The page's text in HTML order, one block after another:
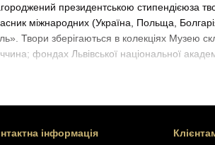
президентською стипендієюза
міжнародних (Україна, Польща,
Твори зберігаються в колекціях Музею
фондах Львівської національної
інформація